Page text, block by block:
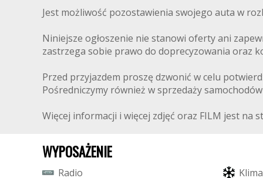
Jest możliwość pozostawienia swojego auta w
Niniejsze ogłoszenie nie stanowi oferty ani
zastrzega sobie prawo do doprecyzowania oraz
Przed przyjazdem proszę dzwonić w celu
Pośredniczymy również w sprzedaży samochodów
Więcej informacji i więcej zdjęć oraz FILM jest na
WYPOSAŻENIE
Radio Klima